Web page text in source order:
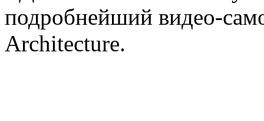
подробнейший видео-
Architecture.